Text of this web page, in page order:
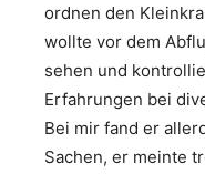
ordnen den
wollte vor dem
sehen und
Erfahrungen bei
Bei mir fand er
Sachen, er meinte